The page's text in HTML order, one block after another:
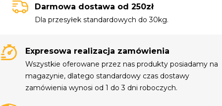
Darmowa dostawa od 250zł
Dla przesyłek standardowych do 30kg.
Expresowa realizacja zamówienia
Wszystkie oferowane przez nas produkty posiadamy na
magazynie, dlatego standardowy czas dostawy
zamówienia wynosi od 1 do 3 dni roboczych.